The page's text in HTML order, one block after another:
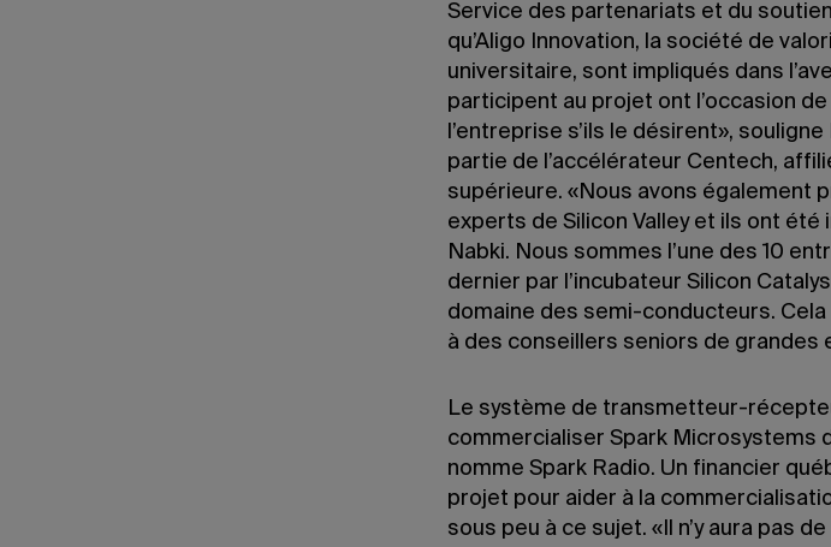
Service des partenariats et du soutien
qu’Aligo Innovation, la société de
universitaire, sont impliqués dans
participent au projet ont l’occasion
l’entreprise s’ils le désirent»,
partie de l’accélérateur Centech,
supérieure. «Nous avons également
experts de Silicon Valley et ils ont
Nabki. Nous sommes l’une des 10
dernier par l’incubateur Silicon
domaine des semi-conducteurs.
à des conseillers seniors de grandes
Le système de transmetteur-
commercialiser Spark Microsystems
nomme Spark Radio. Un financier
projet pour aider à la
sous peu à ce sujet. «Il n’y aura pas